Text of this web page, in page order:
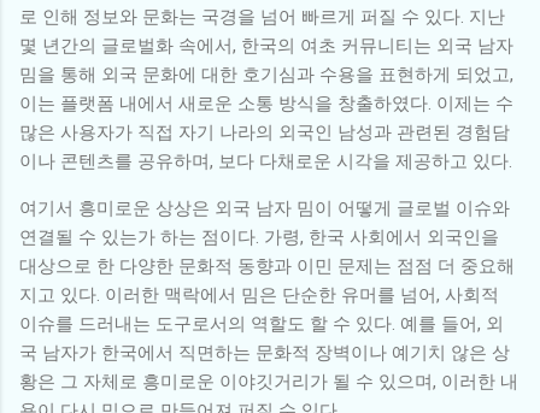
로 인해 정보와 문화는 국경을 넘어 빠르게 퍼질 수 있다. 지난
몇 년간의 글로벌화 속에서, 한국의 여초 커뮤니티는 외국 남자
밈을 통해 외국 문화에 대한 호기심과 수용을 표현하게 되었고,
이는 플랫폼 내에서 새로운 소통 방식을 창출하였다. 이제는 수
많은 사용자가 직접 자기 나라의 외국인 남성과 관련된 경험담
이나 콘텐츠를 공유하며, 보다 다채로운 시각을 제공하고 있다.
여기서 흥미로운 상상은 외국 남자 밈이 어떻게 글로벌 이슈와
연결될 수 있는가 하는 점이다. 가령, 한국 사회에서 외국인을
대상으로 한 다양한 문화적 동향과 이민 문제는 점점 더 중요해
지고 있다. 이러한 맥락에서 밈은 단순한 유머를 넘어, 사회적
이슈를 드러내는 도구로서의 역할도 할 수 있다. 예를 들어, 외
국 남자가 한국에서 직면하는 문화적 장벽이나 예기치 않은 상
황은 그 자체로 흥미로운 이야깃거리가 될 수 있으며, 이러한 내